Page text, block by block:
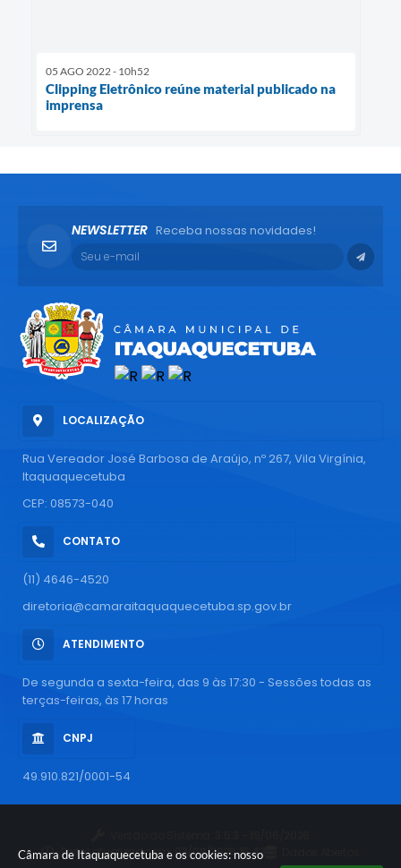
Câmara de Itaquaquecetuba e os cookies: nosso
05 AGO 2022 - 10h52
Clipping Eletrônico reúne material publicado na
imprensa
LOCALIZAÇÃO
Rua Vereador José Barbosa de Araújo, nº 267, Vila Virgínia,
Itaquaquecetuba
CEP: 08573-040
CONTATO
(11) 4646-4520
diretoria@camaraitaquaquecetuba.sp.gov.br
ATENDIMENTO
De segunda a sexta-feira, das 9 às 17:30 - Sessões todas as
terças-feiras, às 17 horas
CNPJ
49.910.821/0001-54
NEWSLETTER Receba nossas novidades!
Portal atualizado em:03/08/2026 16:43